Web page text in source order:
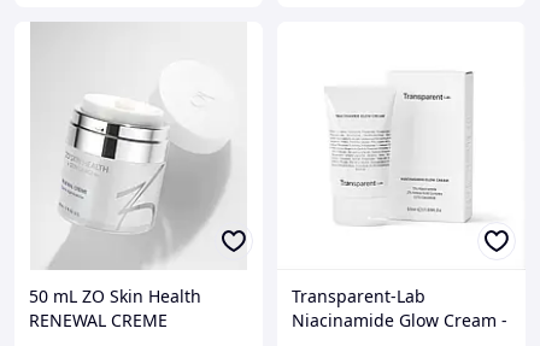
50 mL ZO Skin Health
RENEWAL CREME
Transparent-Lab
Niacinamide Glow Cream -